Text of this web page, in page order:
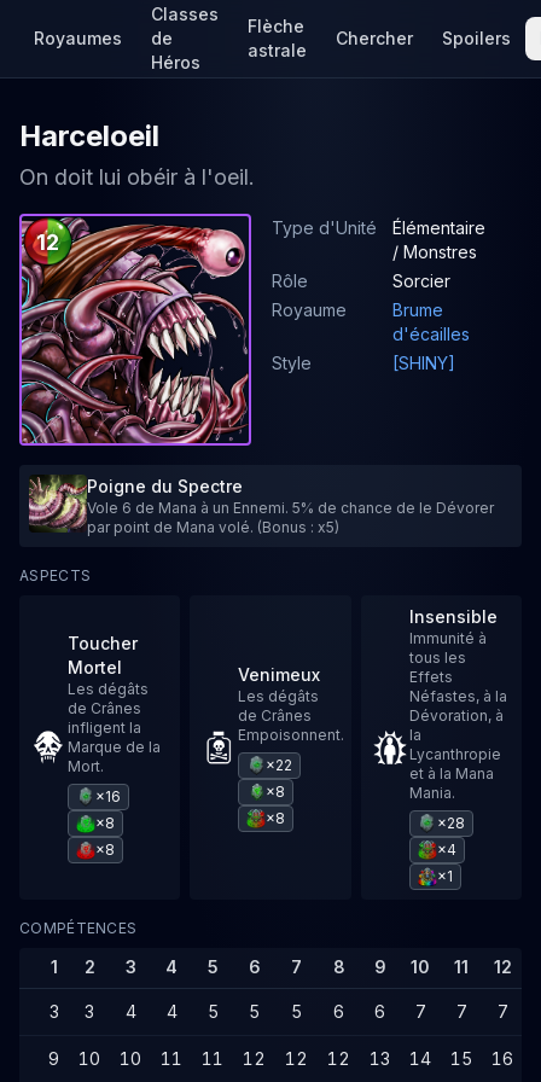
Royaumes
Classes
de
Héros
Flèche
astrale
Chercher Spoilers
Harceloeil
On doit lui obéir à l'oeil.
12
Type d'Unité
Élémentaire
/ Monstres
Rôle
Sorcier
Royaume
Brume
d'écailles
Style
[SHINY]
Poigne du Spectre
Vole 6 de Mana à un Ennemi. 5% de chance de le Dévorer
par point de Mana volé. (Bonus : x5)
ASPECTS
Toucher
Mortel
Les dégâts
de Crânes
infligent la
Marque de la
Mort.
×16
×8
×8
Venimeux
Les dégâts
de Crânes
Empoisonnent.
×22
×8
×8
Insensible
Immunité à
tous les
Effets
Néfastes, à la
Dévoration, à
la
Lycanthropie
et à la Mana
Mania.
×28
×4
×1
COMPÉTENCES
1 2 3 4 5 6 7 8 9 10 11 12
3 3 4 4 5 5 5 6 6 7 7 7
9 10 10 11 11 12 12 12 13 14 15 16